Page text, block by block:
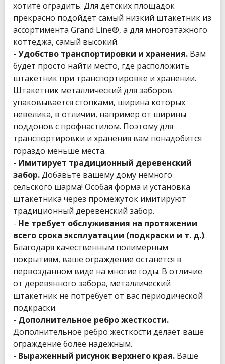
хотите оградить. Для детских площадок
прекрасно подойдет самый низкий штакетник из
ассортимента Grand Line®, а для многоэтажного
коттеджа, самый высокий.
- Удобство транспортировки и хранения. Вам
будет просто найти место, где расположить
штакетник при транспортировке и хранении.
Штакетник металлический для заборов
упаковывается стопками, ширина которых
невелика, в отличии, например от ширины
поддонов с профнастилом. Поэтому для
транспортировки и хранения вам понадобится
гораздо меньше места.
- Имитирует традиционный деревенский
забор.Добавьте вашему дому немного
сельского шарма! Особая форма и установка
штакетника через промежуток имитируют
традиционный деревенский забор.
- Не требует обслуживания на протяжении
всего срока эксплуатации (подкраски и т. д.).
Благодаря качественным полимерным
покрытиям, ваше ограждение останется в
первозданном виде на многие годы. В отличие
от деревянного забора, металлический
штакетник не потребует от вас периодической
подкраски.
- Дополнительное ребро жесткости.
Дополнительное ребро жесткости делает ваше
ограждение более надежным.
- Выраженный рисунок верхнего края. Ваше